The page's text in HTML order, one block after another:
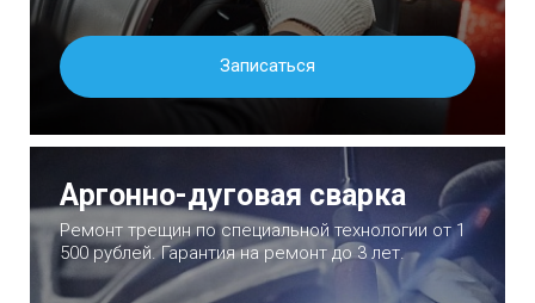
Записаться
Аргонно-дуговая сварка
Ремонт трещин по специальной технологии от 1
500 рублей. Гарантия на ремонт до 3 лет.